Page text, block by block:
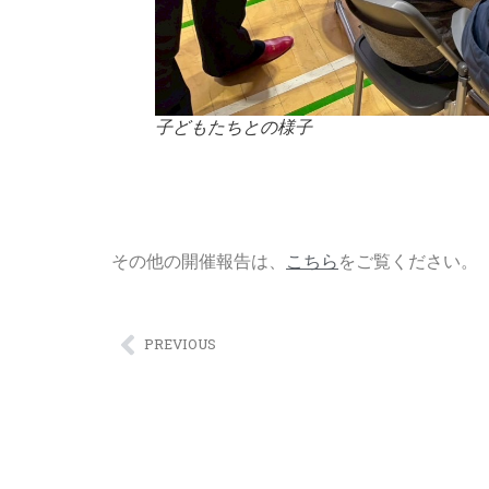
子どもたちとの様子
その他の開催報告は、 こちら をご覧ください。
PREVIOUS